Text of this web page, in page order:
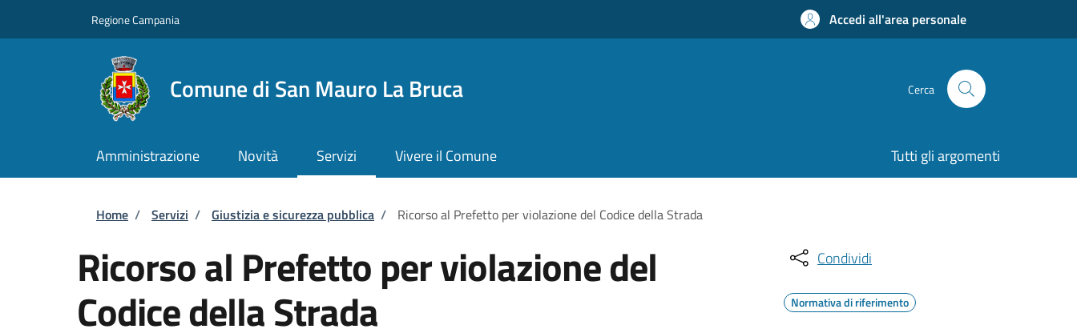
Regione Campania Accedi all'area personale
Comune di San Mauro La Bruca Cerca
Amministrazione Novità Servizi Vivere il Comune Tutti gli argomenti
Briciole di pane
Home / Servizi / Giustizia e sicurezza pubblica / Ricorso al Prefetto per violazione del Codice della Strada
Ricorso al Prefetto per violazione del
Codice della Strada
Condividi
Normativa di riferimento